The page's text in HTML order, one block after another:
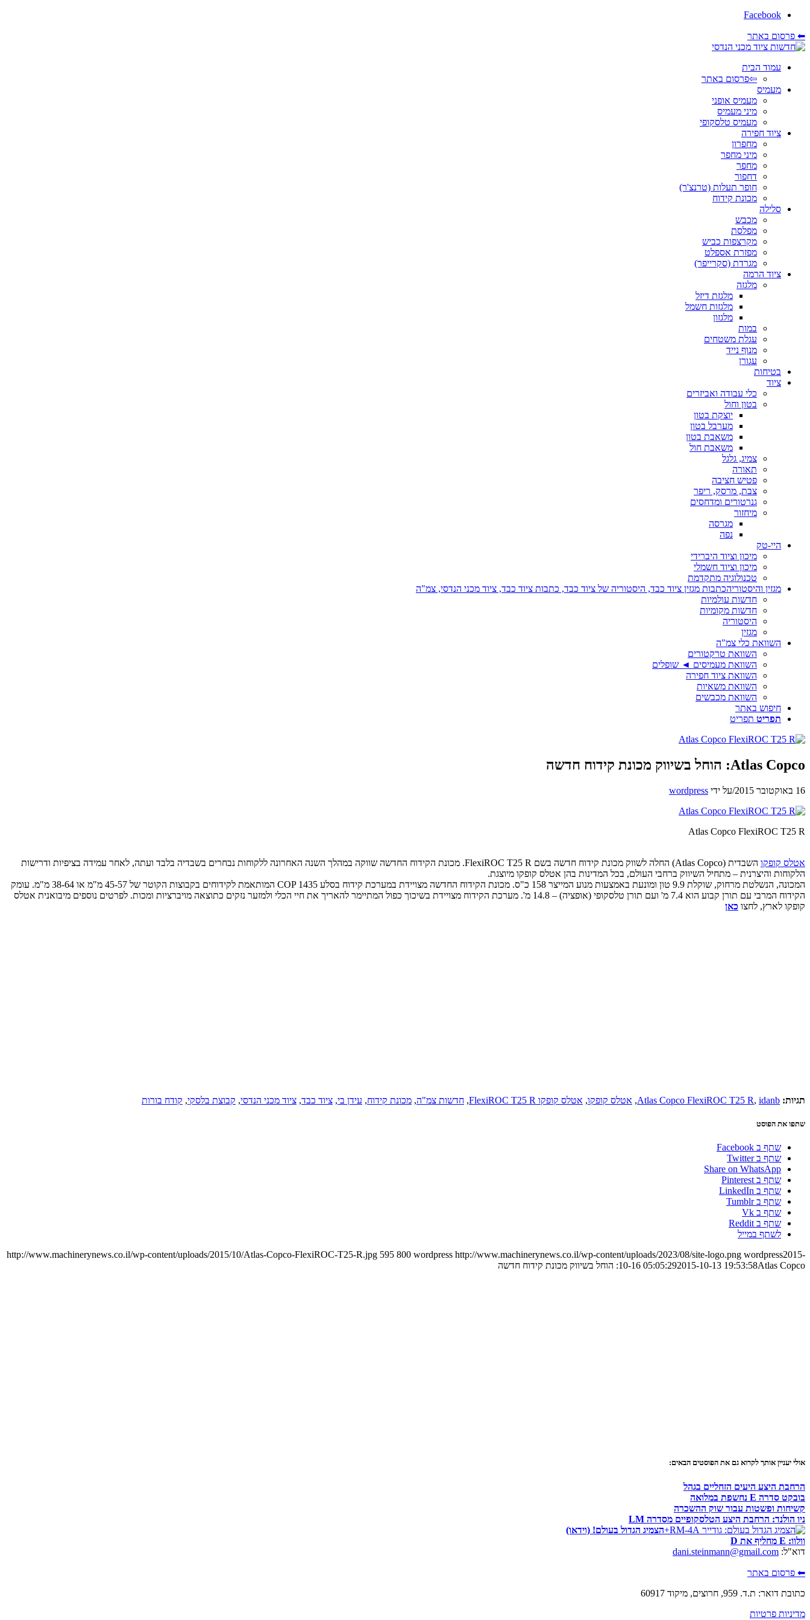
Facebook
⬅ פרסום באתר
עמוד הבית
⇦פרסום באתר
מעמיס
מעמיס אופני
מיני מעמיס
מעמיס טלסקופי
ציוד חפירה
מחפרון
מיני מחפר
מחפר
דחפור
חופר תעלות (טרנצ'ר)
מכונת קידוח
סלילה
מכבש
מפלסת
מקרצפות כביש
מפזרת אספלט
מגרדת (סקרייפר)
ציוד הרמה
מלגזה
מלגזת דיזל
מלגזות חשמל
מלגזון
במות
עגלת משטחים
מנוף נייד
עגורן
בטיחות
ציוד
כלי עבודה ואביזרים
בטון וחול
יוצקת בטון
מערבל בטון
משאבת בטון
משאבת חול
צמיג, גלגל
תאורה
פטיש חציבה
צבת, מרסק, ריפר
גנרטורים ומדחסים
מיחזור
מגרסה
נפה
היי-טק
מיכון וציוד היברידי
מיכון וציוד חשמלי
טכנולוגיה מתקדמת
מגזין והיסטוריהכתבות מגזין ציוד כבד, היסטוריה של ציוד כבד, כתבות ציוד כבד, ציוד מכני הנדסי, צמ"ה
חדשות עולמיות
חדשות מקומיות
היסטוריה
מגזין
השוואת כלי צמ"ה
השוואת טרקטורים
השוואת מעמיסים ◄ שופלים
השוואת ציוד חפירה
השוואת משאיות
השוואת מכבשים
חיפוש באתר
תפריט תפריט
Atlas Copco: הוחל בשיווק מכונת קידוח חדשה
16 באוקטובר 2015 /על ידי wordpress
Atlas Copco FlexiROC T25 R
אטלס קופקו
השבדית (Atlas Copco) החלה לשווק מכונת קידוח חדשה בשם FlexiROC T25 R. מכונת הקידוח החדשה שווקה במהלך השנה האחרונה ללקוחות נבחרים בשבדיה בלבד ועתה, לאחר עמידה בציפיות ודרישות
הלקוחות והיצרנית – מתחיל השיווק ברחבי העולם, בכל המדינות בהן אטלס קופקו מיוצגת.
המכונה, הנשלטת מרחוק, שוקלת 9.9 טון ומונעת באמצעות מנוע המייצר 158 כ"ס. מכונת הקידוח החדשה מצויידת במערכת קידוח בסלע COP 1435 המותאמת לקידוחים בקבוצות הקוטר של 45-57 מ"מ או 38-64 מ"מ. עומק
הקידוח המרבי עם תורן קבוע הוא 7.4 מ' ועם תורן טלסקופי (אופציה) – 14.8 מ'. מערכת הקידוח מצויידת בשיכוך כפול המתיימר להאריך את חיי הכלי ולמזער נזקים כתוצאה מויברציות ומכות. לפרטים נוספים מיבואנית אטלס
קופקו לארץ, לחצו כאן
תגיות: Atlas Copco FlexiROC T25 R, idanb
, אטלס קופקו, אטלס קופקו FlexiROC T25 R , חדשות צמ"ה, מכונת קידוח, עידן בי, ציוד כבד, ציוד מכני הנדסי, קבוצת בלסקי, קודח בורות
שתפו את הפוסט
שתף ב Facebook
שתף ב Twitter
Share on WhatsApp
שתף ב Pinterest
שתף ב LinkedIn
שתף ב Tumblr
שתף ב Vk
שתף ב Reddit
לשתף במייל
http://www.machinerynews.co.il/wp-content/uploads/2015/10/Atlas-Copco-FlexiROC-T25-R.jpg 595 800 wordpress http://www.machinerynews.co.il/wp-content/uploads/2023/08/site-logo.png wordpress2015-
10-16 05:05:292015-10-13 19:53:58Atlas Copco: הוחל בשיווק מכונת קידוח חדשה
אולי יעניין אותך לקרוא גם את הפוסטים הבאים:
הרחבת היצע היעים הזחליים בגהל
בובקט סדרה E נחשפת במלואה
קשיחות ופשטות עבור שוק ההשכרה
ניו הולנד: הרחבת היצע הטלסקופיים מסדרה LM
הצמיג הגדול בעולם! (וידאו)
וולוו: E מחליף את D
דוא"ל: dani.steinmann@gmail.com
⬅ פרסום באתר
כתובת דואר: ת.ד. 959, חרוצים, מיקוד 60917
מדיניות פרטיות